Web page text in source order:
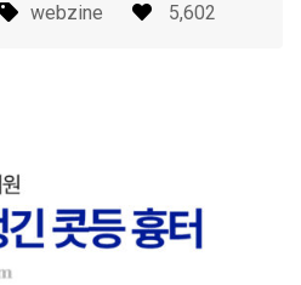
webzine 5,602